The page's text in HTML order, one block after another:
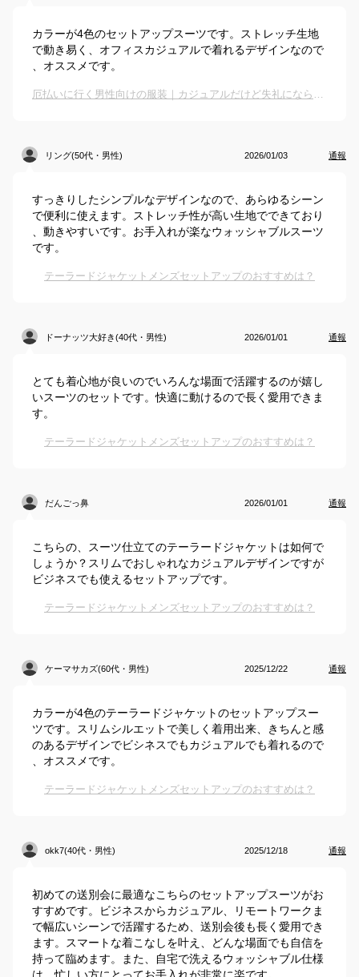
カラーが4色のセットアップスーツです。ストレッチ生地
で動き易く、オフィスカジュアルで着れるデザインなので
、オススメです。
厄払いに行く男性向けの服装｜カジュアルだけど失礼にならないおすすめは？
リング(50代・男性) 2026/01/03 通報
すっきりしたシンプルなデザインなので、あらゆるシーン
で便利に使えます。ストレッチ性が高い生地でできており
、動きやすいです。お手入れが楽なウォッシャブルスーツ
です。
テーラードジャケットメンズセットアップのおすすめは？
ドーナッツ大好き(40代・男性) 2026/01/01 通報
とても着心地が良いのでいろんな場面で活躍するのが嬉し
いスーツのセットです。快適に動けるので長く愛用できま
す。
テーラードジャケットメンズセットアップのおすすめは？
だんごっ鼻 2026/01/01 通報
こちらの、スーツ仕立てのテーラードジャケットは如何で
しょうか？スリムでおしゃれなカジュアルデザインですが
ビジネスでも使えるセットアップです。
テーラードジャケットメンズセットアップのおすすめは？
ケーマサカズ(60代・男性) 2025/12/22 通報
カラーが4色のテーラードジャケットのセットアップスー
ツです。スリムシルエットで美しく着用出来、きちんと感
のあるデザインでビシネスでもカジュアルでも着れるので
、オススメです。
テーラードジャケットメンズセットアップのおすすめは？
okk7(40代・男性) 2025/12/18 通報
初めての送別会に最適なこちらのセットアップスーツがお
すすめです。ビジネスからカジュアル、リモートワークま
で幅広いシーンで活躍するため、送別会後も長く愛用でき
ます。スマートな着こなしを叶え、どんな場面でも自信を
持って臨めます。また、自宅で洗えるウォッシャブル仕様